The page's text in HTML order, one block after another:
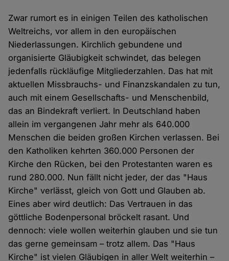
Zwar rumort es in einigen Teilen des katholischen
Weltreichs, vor allem in den europäischen
Niederlassungen. Kirchlich gebundene und
organisierte Gläubigkeit schwindet, das belegen
jedenfalls rückläufige Mitgliederzahlen. Das hat mit
aktuellen Missbrauchs- und Finanzskandalen zu tun,
auch mit einem Gesellschafts- und Menschenbild,
das an Bindekraft verliert. In Deutschland haben
allein im vergangenen Jahr mehr als 640.000
Menschen die beiden großen Kirchen verlassen. Bei
den Katholiken kehrten 360.000 Personen der
Kirche den Rücken, bei den Protestanten waren es
rund 280.000. Nun fällt nicht jeder, der das "Haus
Kirche" verlässt, gleich von Gott und Glauben ab.
Eines aber wird deutlich: Das Vertrauen in das
göttliche Bodenpersonal bröckelt rasant. Und
dennoch: viele wollen weiterhin glauben und sie tun
das gerne gemeinsam – trotz allem. Das "Haus
Kirche" ist vielen Gläubigen in aller Welt weiterhin –